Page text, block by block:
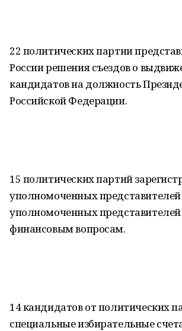
22 политических партии
России решения съездов о
кандидатов на должность
Российской Федерации.
15 политических партий
уполномоченных
уполномоченных
финансовым вопросам.
14 кандидатов от политических
специальные избирательные